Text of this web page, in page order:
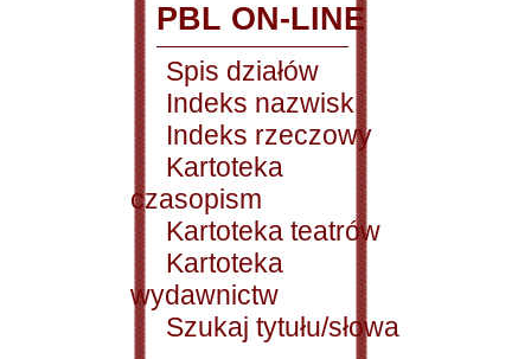
PBL ON-LINE
Spis działów
Indeks nazwisk
Indeks rzeczowy
Kartoteka
czasopism
Kartoteka teatrów
Kartoteka
wydawnictw
Szukaj tytułu/słowa